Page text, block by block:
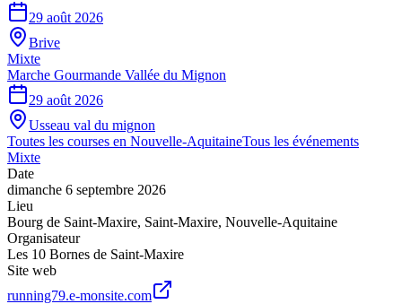
29 août 2026
Brive
Mixte
Marche Gourmande Vallée du Mignon
29 août 2026
Usseau val du mignon
Toutes les courses en Nouvelle-AquitaineTous les événements
Mixte
Date
dimanche 6 septembre 2026
Lieu
Bourg de Saint-Maxire, Saint-Maxire, Nouvelle-Aquitaine
Organisateur
Les 10 Bornes de Saint-Maxire
Site web
running79.e-monsite.com